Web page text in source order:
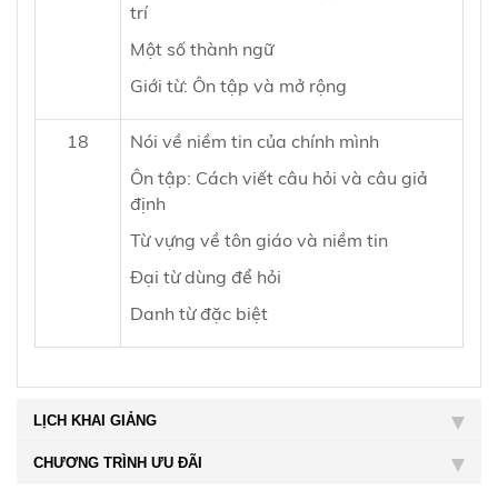
trí
Một số thành ngữ
Giới từ: Ôn tập và mở rộng
18
Nói về niềm tin của chính mình
Ôn tập: Cách viết câu hỏi và câu giả
định
Từ vựng về tôn giáo và niềm tin
Đại từ dùng để hỏi
Danh từ đặc biệt
LỊCH KHAI GIẢNG
CHƯƠNG TRÌNH ƯU ĐÃI